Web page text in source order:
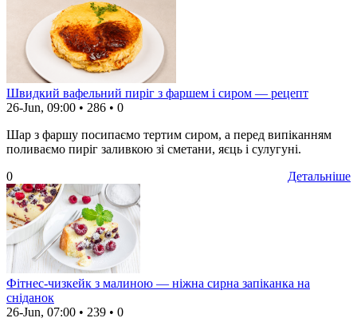
Швидкий вафельний пиріг з фаршем і сиром — рецепт
26-Jun, 09:00 • 286 • 0
Шар з фаршу посипаємо тертим сиром, а перед випіканням
поливаємо пиріг заливкою зі сметани, яєць і сулугуні.
Детальніше
0
Фітнес-чизкейк з малиною — ніжна сирна запіканка на
сніданок
26-Jun, 07:00 • 239 • 0